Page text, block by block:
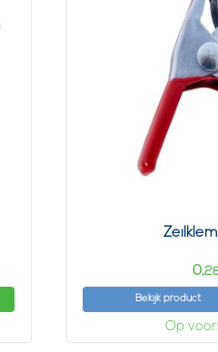
0,
Bekijk product
Op